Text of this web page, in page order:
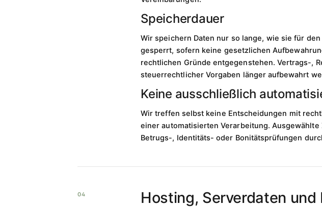
Speicherdauer
Wir speichern Daten nur so lange, wie sie für
gesperrt, sofern keine gesetzlichen
rechtlichen Gründe entgegenstehen. Vertrags-,
steuerrechtlicher Vorgaben länger aufbewahrt
Keine ausschließlich
Wir treffen selbst keine Entscheidungen mit
einer automatisierten Verarbeitung.
Betrugs-, Identitäts- oder Bonitätsprüfungen
04 Hosting, Serverdaten